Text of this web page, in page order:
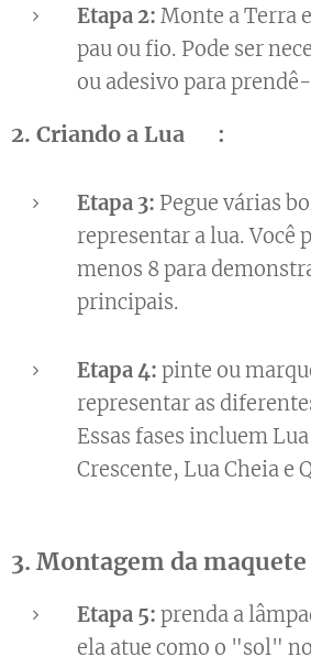
Etapa 2: Monte a Terra
pau ou fio. Pode ser
ou adesivo para
2. Criando a Lua 🌙:
Etapa 3: Pegue várias
representar a lua. Você
menos 8 para
principais.
Etapa 4: pinte ou
representar as
Essas fases incluem
Crescente, Lua Cheia e
3. Montagem da
Etapa 5: prenda a
ela atue como o "sol"